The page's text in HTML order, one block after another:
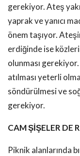
gerekiyor. Ateş
yaprak ve yanıcı
önem taşıyor.
erdiğinde ise
olunması
atılması yeterli
söndürülmesi ve
gerekiyor.
CAM ŞİŞELER DE
Piknik alanlarında